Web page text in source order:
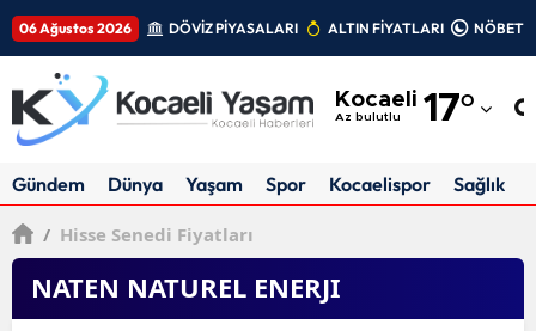
06 Ağustos 2026 DÖVİZ PİYASALARI ALTIN FİYATLARI
Kocaeli
Az bulutlu 17°
Adıyaman
Ankara
Gündem Dünya Yaşam Spor Kocaelispor Sağlık
/ Hisse Senedi Fiyatları
NATEN NATUREL ENERJI